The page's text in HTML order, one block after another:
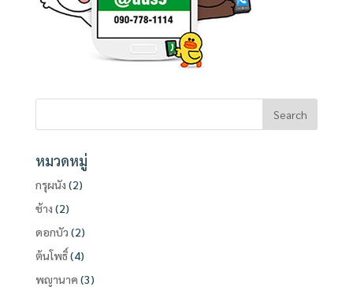
หมวดหมู่
กรุผนัง (2)
ช้าง (2)
ดอกบัว (2)
ต้นโพธิ์(4)
พญานาค (3)